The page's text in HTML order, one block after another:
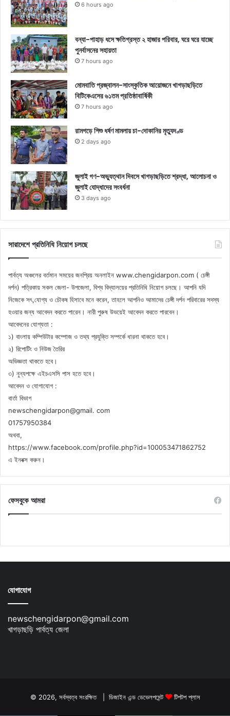
6 hours ago
বন্যা-পাহাড় ধসে ক্ষতিগ্রস্ত ২ হাজার পরিবার, ঘরে ঘরে যাচ্ছে
পুনর্বাসনের সহায়তা
7 hours ago
মোমবাতি প্রজ্বালন-সাংস্কৃতিক আয়োজনে খাগড়াছড়িতে
বিটিকেএসের ৬১তম প্রতিষ্ঠাবার্ষিকী
7 hours ago
রামগড়ে শিশু ধর্ষণ মামলায় চা-দোকানির মৃত্যুদণ্ড
2 days ago
জুলাই গণ-অভ্যুত্থান দিবসে খাগড়াছড়িতে শ্রদ্ধা, আলোচনা ও
জুলাই যোদ্ধাদের সংবর্ধনা
3 days ago
সারাদেশে প্রতিনিধি নিয়োগ চলছে
পার্বত্য অঞ্চলের বর্তমান সময়ের জনপ্রিয় অনলাইন www.chengidarpon.com ( চেঙ্গী
দর্পন) পত্রিকায় সকল জেলা- উপজেলা, বিশ্ব বিদ্যালয়ের প্রতিনিধি নিয়োগ চলছে। আপনি যদি
নিজেকে সৎ,যোগ্য ও চৌকষ হিসাবে মনে করেন, তাহলে আপনিও আমাদের চেঙ্গী দর্পন পরিবারের সদস্য
হওয়ার জন্য আবেদন করতে পারেন। নারী পুরুষ উভয়েই আবেদন করতে পারবেন।
আবেদনের যোগ্যতা :
১) বাংলায় কম্পিউটার কম্পোজ ও তথ্য প্রযুক্তি সম্পর্কে ধারনা থাকতে হবে।
২) রিপোটিং ও নিউজ তৈরির
অভিজ্ঞতা থাকতে হবে।
৩) নুন্যপক্ষে এইচএসসি পাস হতে হবে।
আবেদন ও যোগাযোগ :
বার্তা বিভাগ
newschengidarpon@gmail. com
01757950384
অথবা,
https://www.facebook.com/profile.php?id=100053471862752
এ ইনবক্স করুন।
ফেসবুকে আমরা
যোগাযোগ
newschengidarpon@gmail.com
খাগড়াছড়ি পার্বত্য জেলা
© 2026, সর্বস্বত্ব সংরক্ষিত | ডিজাইন এন্ড ডেভেলপমেন্ট টিপটপ প্লাস